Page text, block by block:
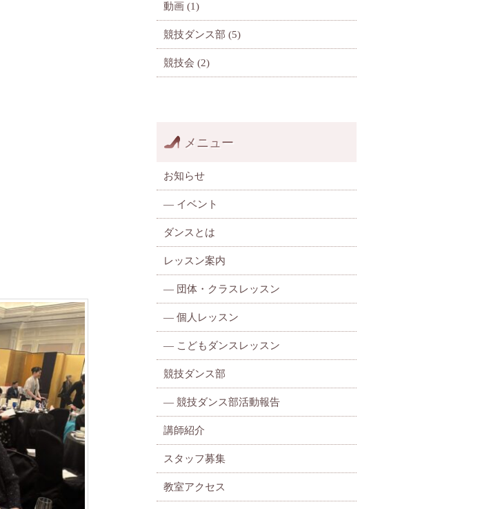
動画 (1)
競技ダンス部 (5)
競技会 (2)
メニュー
お知らせ
— イベント
ダンスとは
レッスン案内
— 団体・クラスレッスン
— 個人レッスン
— こどもダンスレッスン
競技ダンス部
— 競技ダンス部活動報告
講師紹介
スタッフ募集
教室アクセス